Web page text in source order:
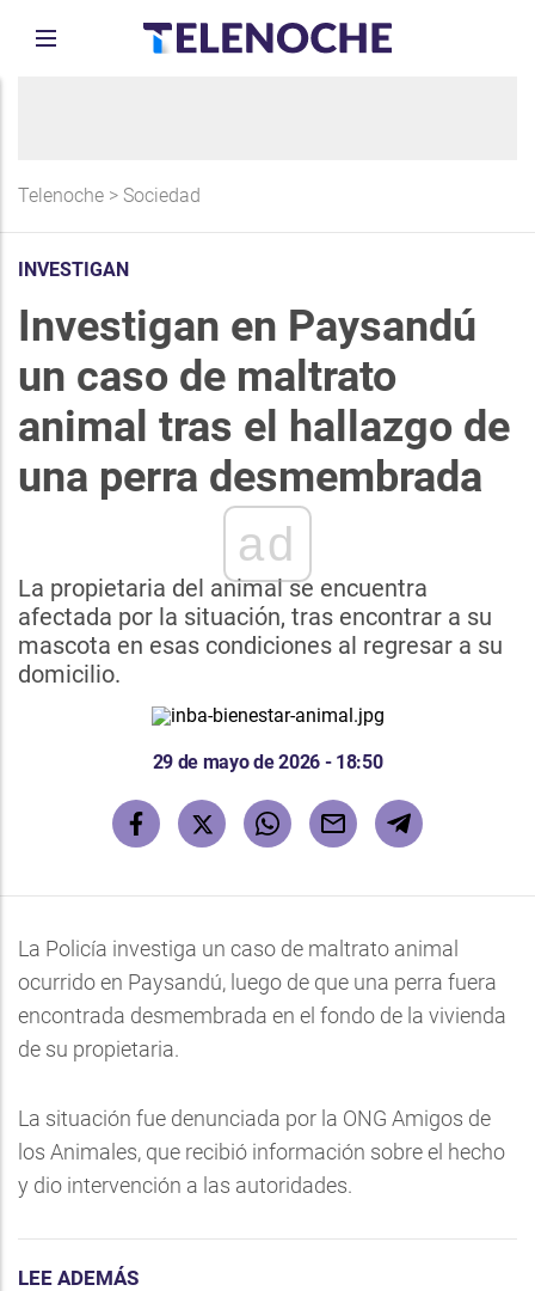
Telenoche > Sociedad
INVESTIGAN
Investigan en Paysandú
un caso de maltrato
animal tras el hallazgo de
una perra desmembrada
ad
La propietaria del animal se encuentra
afectada por la situación, tras encontrar a su
mascota en esas condiciones al regresar a su
domicilio.
29 de mayo de 2026 - 18:50
La Policía investiga un caso de maltrato animal
ocurrido en Paysandú, luego de que una perra fuera
encontrada desmembrada en el fondo de la vivienda
de su propietaria.
La situación fue denunciada por la ONG Amigos de
los Animales, que recibió información sobre el hecho
y dio intervención a las autoridades.
LEE ADEMÁS